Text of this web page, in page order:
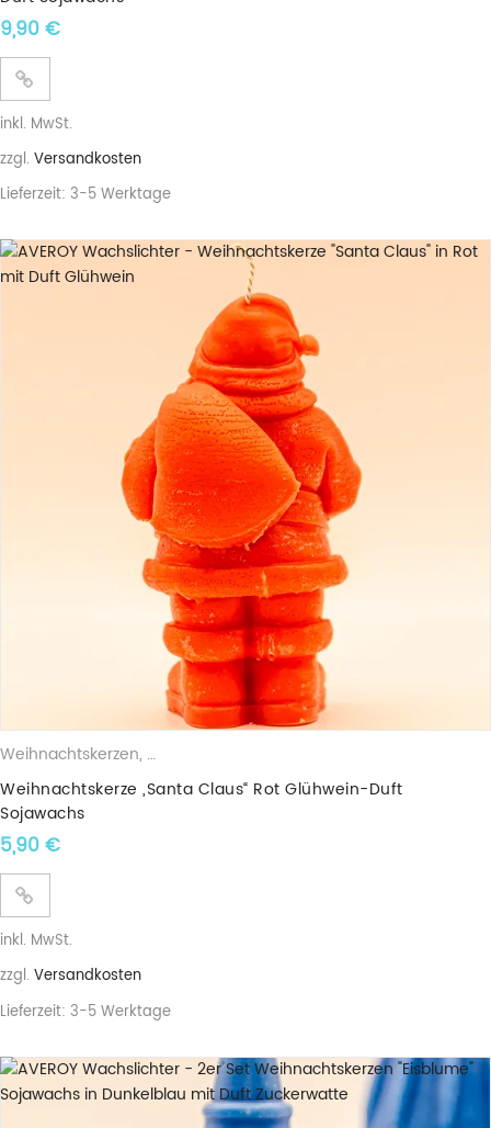
9,90€
inkl. MwSt.
zzgl. Versandkosten
Lieferzeit: 3-5 Werktage
Weihnachtskerzen, Duftkerzen
Weihnachtskerze „Santa Claus“ Rot Glühwein-Duft
Sojawachs
5,90€
inkl. MwSt.
zzgl. Versandkosten
Lieferzeit: 3-5 Werktage